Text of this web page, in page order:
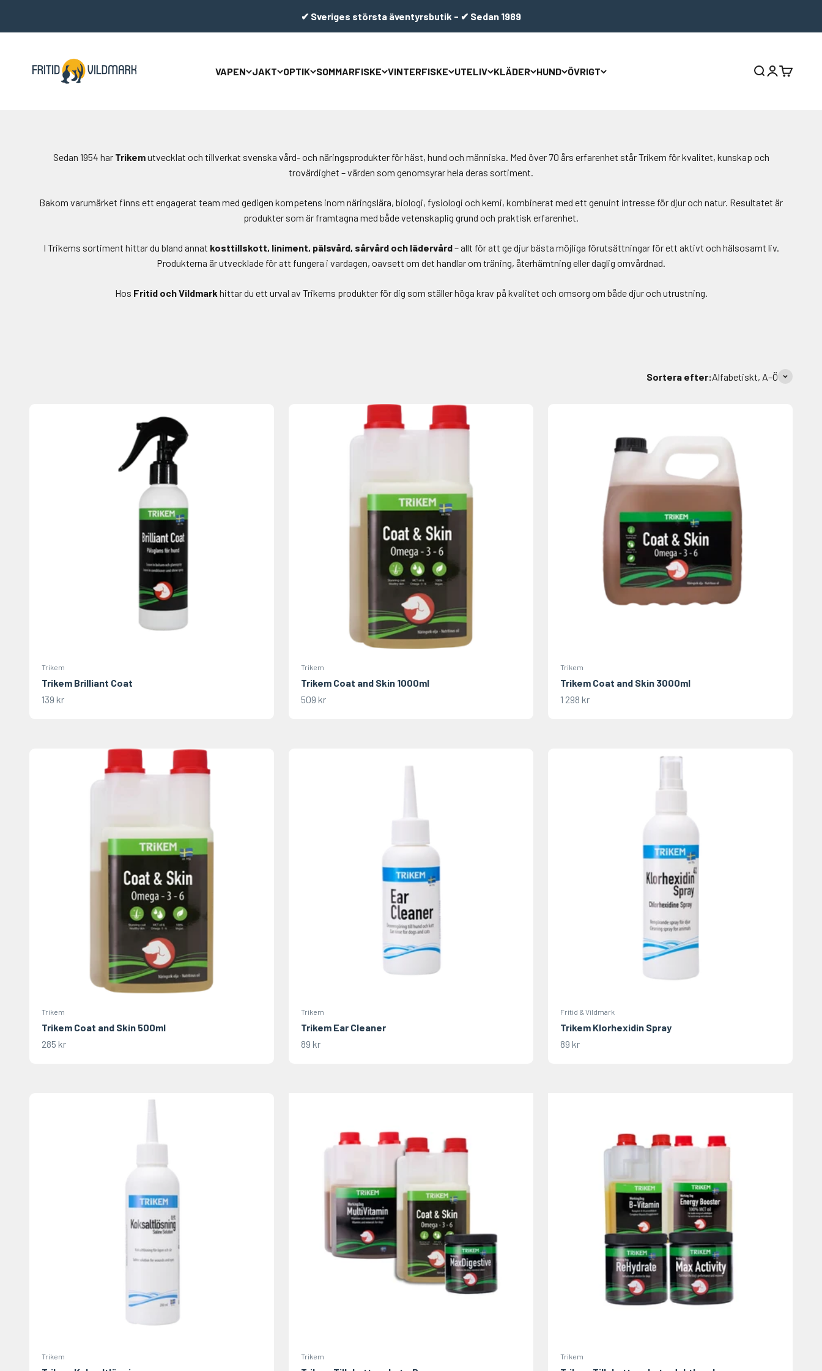
✔ Sveriges största äventyrsbutik - ✔ Sedan 1989
VAPEN JAKT OPTIK SOMMARFISKE VINTERFISKE UTELIV KLÄDER HUND ÖVRIGT
Fritid & Vildmark
Sök Logga inVarukorg
Sedan 1954 har Trikemutvecklat och tillverkat svenska vård- och näringsprodukter för häst, hund och människa. Med över 70 års erfarenhet står Trikem för kvalitet, kunskap och
trovärdighet – värden som genomsyrar hela deras sortiment.
Bakom varumärket finns ett engagerat team med gedigen kompetens inom näringslära, biologi, fysiologi och kemi, kombinerat med ett genuint intresse för djur och natur. Resultatet är
produkter som är framtagna med både vetenskaplig grund och praktisk erfarenhet.
I Trikems sortiment hittar du bland annat kosttillskott, liniment, pälsvård, sårvård och lädervård– allt för att ge djur bästa möjliga förutsättningar för ett aktivt och hälsosamt liv.
Produkterna är utvecklade för att fungera i vardagen, oavsett om det handlar om träning, återhämtning eller daglig omvårdnad.
Hos Fritid och Vildmark hittar du ett urval av Trikems produkter för dig som ställer höga krav på kvalitet och omsorg om både djur och utrustning.
Sortera efter:Alfabetiskt, A–Ö
Trikem
Trikem Brilliant Coat
REA-pris
139 kr
Trikem
Trikem Coat and Skin 1000ml
REA-pris
509 kr
Trikem
Trikem Coat and Skin 3000ml
REA-pris
1 298 kr
Trikem
Trikem Coat and Skin 500ml
REA-pris
285 kr
Trikem
Trikem Ear Cleaner
REA-pris
89 kr
Fritid & Vildmark
Trikem Klorhexidin Spray
REA-pris
89 kr
Trikem Trikem Trikem